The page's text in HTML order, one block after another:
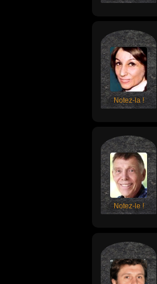
Notez-la !
Notez-le !